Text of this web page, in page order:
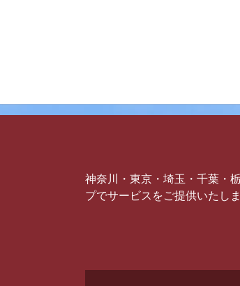
神奈川・東京・埼玉・千葉・
プでサービスをご提供いたしま